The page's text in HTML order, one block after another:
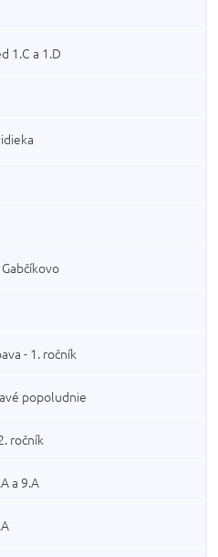
1.C a 1.D
- 1. ročník
popoludnie
ročník
a 9.A